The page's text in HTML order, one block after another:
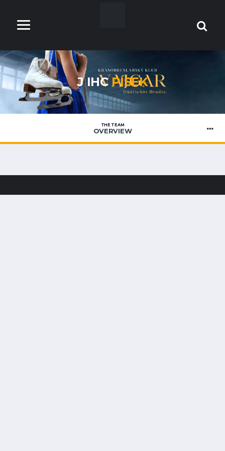
J IHC PÍSEK
THE TEAM
OVERVIEW